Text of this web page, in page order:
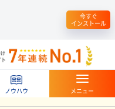
今すぐ
インストール
ノウハウ メニュー